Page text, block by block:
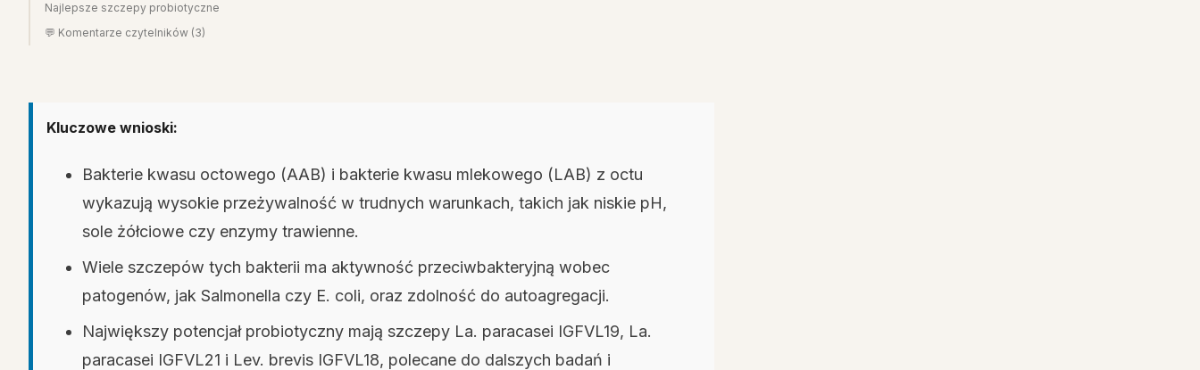
Najlepsze szczepy probiotyczne
💬 Komentarze czytelników (3)
Kluczowe wnioski:
Bakterie kwasu octowego (AAB) i bakterie kwasu mlekowego (LAB) z octu
wykazują wysokie przeżywalność w trudnych warunkach, takich jak niskie pH,
sole żółciowe czy enzymy trawienne.
Wiele szczepów tych bakterii ma aktywność przeciwbakteryjną wobec
patogenów, jak Salmonella czy E. coli, oraz zdolność do autoagregacji.
Największy potencjał probiotyczny mają szczepy La. paracasei IGFVL19, La.
paracasei IGFVL21 i Lev. brevis IGFVL18, polecane do dalszych badań i